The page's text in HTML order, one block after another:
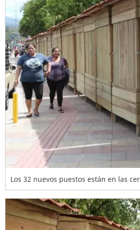
Los 32 nuevos puestos están en las